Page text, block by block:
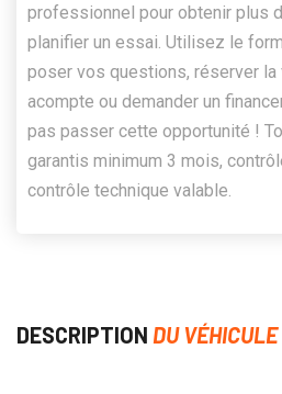
professionnel pour obtenir plus
planifier un essai. Utilisez le
poser vos questions, réserver la
acompte ou demander un
pas passer cette opportunité !
garantis minimum 3 mois,
contrôle technique valable.
DESCRIPTION DU VÉHICULE